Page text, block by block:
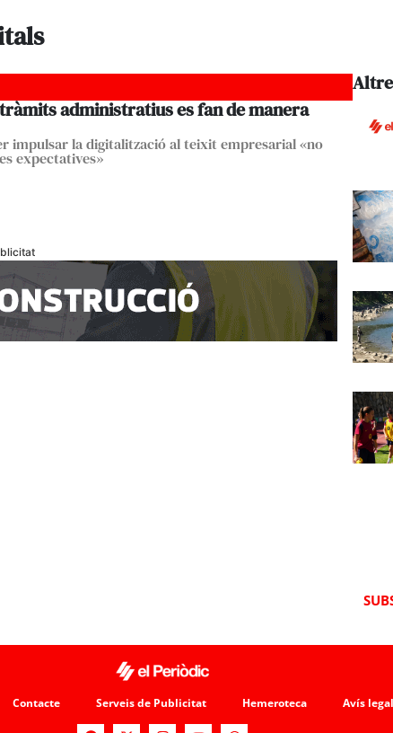
administratius es fan de manera
impulsar la digitalització al teixit empresarial «no
expectatives»
Contacte Serveis de Publicitat Hemeroteca Avís legal